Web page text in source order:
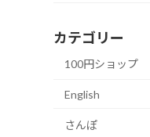
カテゴリー
100円ショップ
English
さんぽ